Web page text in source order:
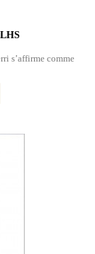
s’affirme comme